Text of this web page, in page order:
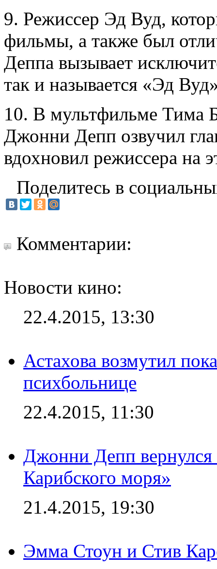
9. Режиссер Эд Вуд,
фильмы, а также был
Деппа вызывает
так и называется «Эд
10. В мультфильме Тима
Джонни Депп озвучил
вдохновил режиссера на
Поделитесь в
Комментарии:
Новости кино:
22.4.2015, 13:30
Астахова возмутил
психбольнице
22.4.2015, 11:30
Джонни Депп
Карибского моря»
21.4.2015, 19:30
Эмма Стоун и Стив